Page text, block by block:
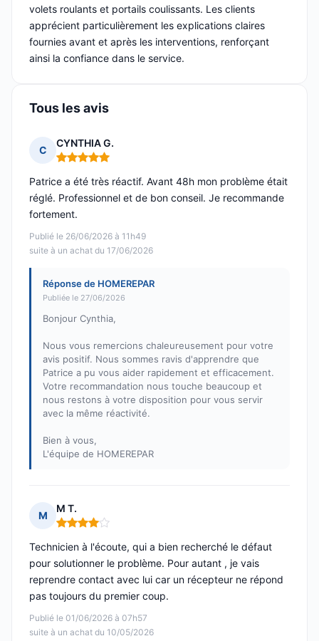
volets roulants et portails coulissants. Les clients
apprécient particulièrement les explications claires
fournies avant et après les interventions, renforçant
ainsi la confiance dans le service.
Tous les avis
C
CYNTHIA G.
Note : 5 sur 5
Publié le 26/06/2026 à 11h49
suite à un achat du 17/06/2026
Patrice a été très réactif. Avant 48h mon problème était
réglé. Professionnel et de bon conseil. Je recommande
fortement.
Réponse de HOMEREPAR
Publiée le 27/06/2026
Bonjour Cynthia,
Nous vous remercions chaleureusement pour votre
avis positif. Nous sommes ravis d'apprendre que
Patrice a pu vous aider rapidement et efficacement.
Votre recommandation nous touche beaucoup et
nous restons à votre disposition pour vous servir
avec la même réactivité.
Bien à vous,
L'équipe de HOMEREPAR
M
M T.
Note : 4 sur 5
Publié le 01/06/2026 à 07h57
suite à un achat du 10/05/2026
Technicien à l'écoute, qui a bien recherché le défaut
pour solutionner le problème. Pour autant , je vais
reprendre contact avec lui car un récepteur ne répond
pas toujours du premier coup.